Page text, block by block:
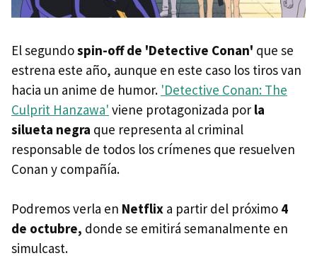
El segundospin-off de 'Detective Conan' que se
estrena este año, aunque en este caso los tiros van
hacia un anime de humor. 'Detective Conan: The
Culprit Hanzawa' viene protagonizada por la
silueta negra que representa al criminal
responsable de todos los crímenes que resuelven
Conan y compañía.
Podremos verla en Netflix a partir del próximo 4
de octubre, donde se emitirá semanalmente en
simulcast.